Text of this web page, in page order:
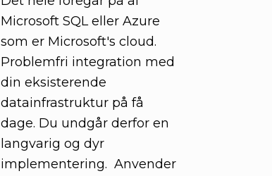
Microsoft SQL eller Azure
som er Microsoft's cloud.
Problemfri integration med
din eksisterende
datainfrastruktur på få
dage. Du undgår derfor en
langvarig og dyr
implementering. Anvender